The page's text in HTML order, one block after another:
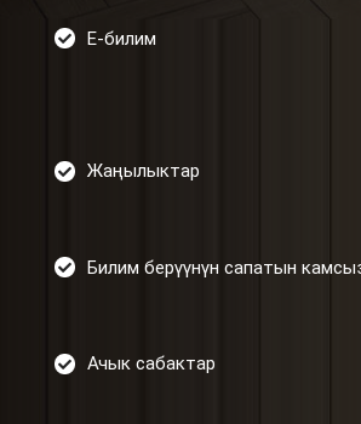
Е-билим
Жаңылыктар
Билим берүүнүн сапатын
Ачык сабактар